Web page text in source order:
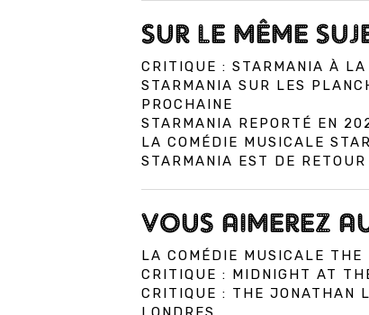
SUR LE MÊME
CRITIQUE : STARMANIA À
STARMANIA SUR LES
PROCHAINE
STARMANIA REPORTÉ EN
LA COMÉDIE MUSICALE
STARMANIA EST DE RETOUR
VOUS AIMEREZ
LA COMÉDIE MUSICALE THE
CRITIQUE : MIDNIGHT AT
CRITIQUE : THE JONATHAN